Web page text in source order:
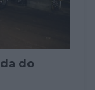
do